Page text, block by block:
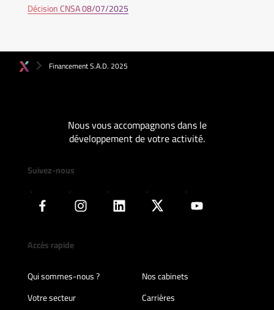
Décision CNSA 08/07/2025
Financement S.A.D. 2025
Nous vous accompagnons dans le
développement de votre activité.
Suivez-nous
Accès rapide
Qui sommes-nous ?
Nos cabinets
Votre secteur
Carrières